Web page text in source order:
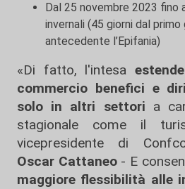
Dal 25 novembre 2023 fino
invernali (45 giorni dal
antecedente l’Epifania)
«Di fatto, l'intesa
commercio benefici e
solo in altri settori a
stagionale come il
vicepresidente di
Oscar Cattaneo- E
maggiore flessibilità alle